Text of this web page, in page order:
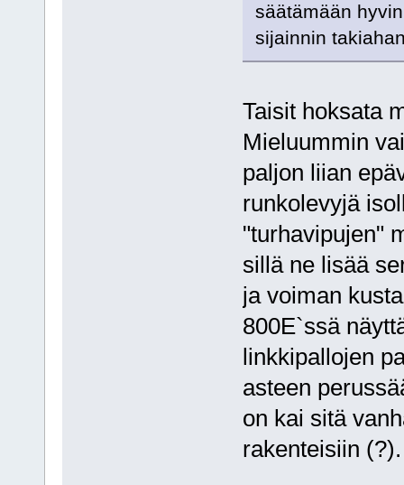
säätämään
sijainnin
Taisit hoksata
Mieluummin
paljon liian
runkolevyjä
"turhavipujen"
sillä ne lisää
ja voiman
800E`ssä
linkkipallojen
asteen
on kai sitä
rakenteisiin (?).